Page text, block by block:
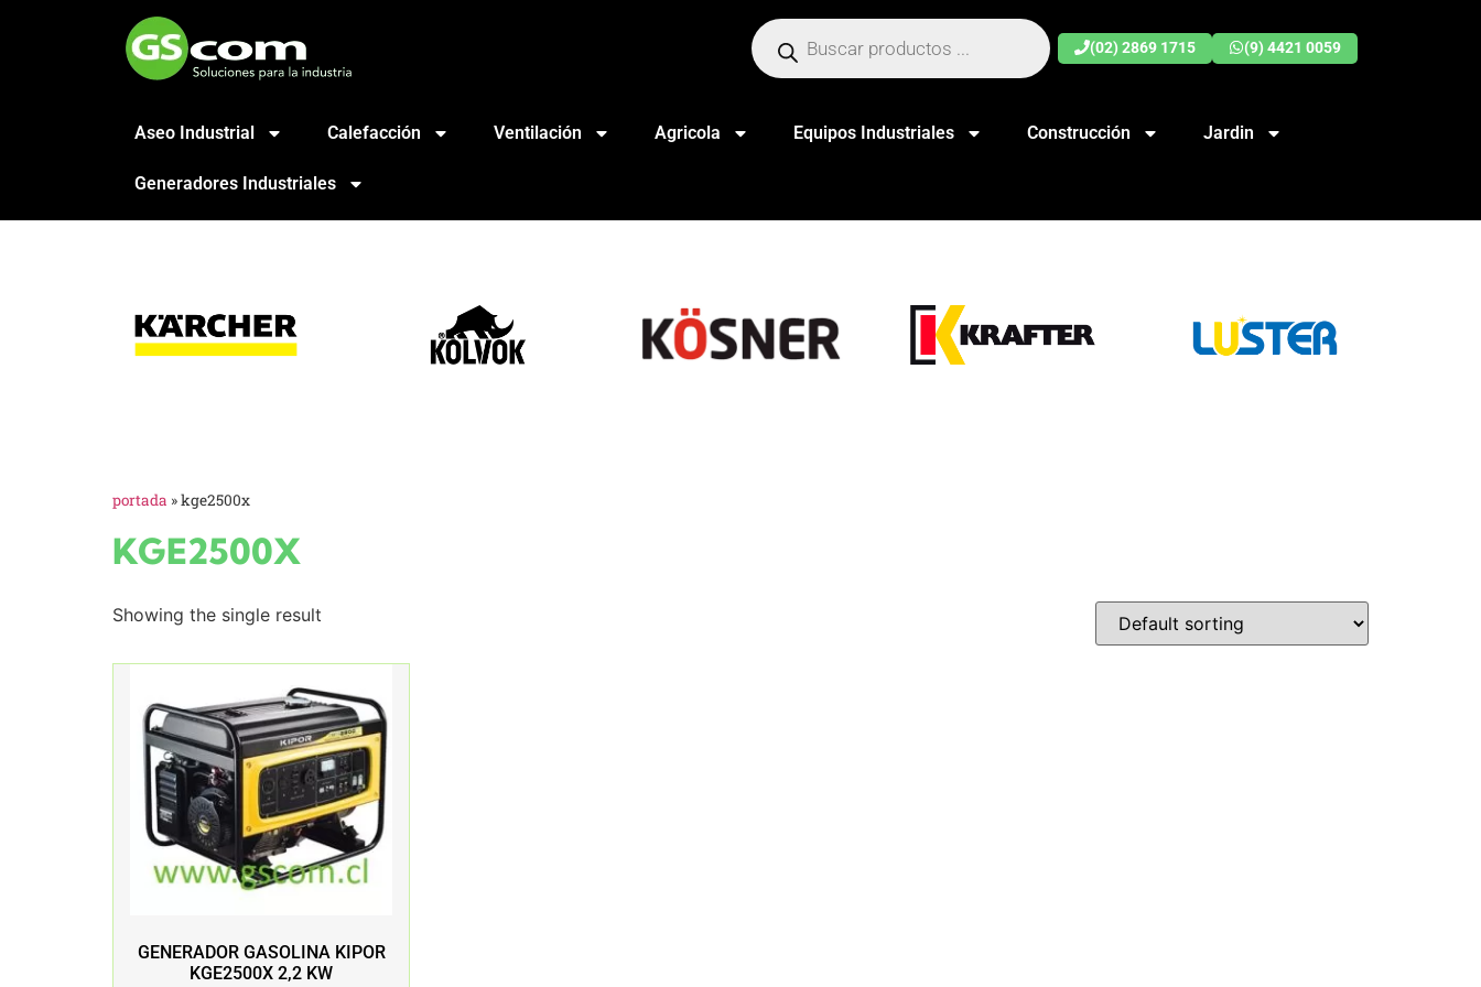
(02) 2869 1715 (9) 4421 0059
Aseo Industrial Calefacción Ventilación Agricola Equipos Industriales Construcción Jardin
Generadores Industriales
portada »kge2500x
KGE2500X
Showing the single result
GENERADOR GASOLINA KIPOR
KGE2500X 2,2 KW